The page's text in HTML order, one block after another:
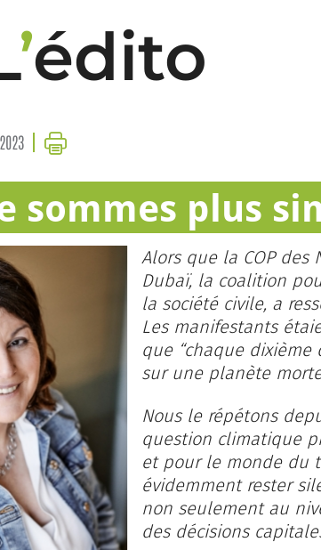
’édito
sommes plus
Alors que la COP des
Dubaï, la coalition
la société civile, a
Les manifestants
que “chaque dixième
sur une planète
Nous le répétons
question climatique
et pour le monde du
évidemment rester
non seulement au
des décisions